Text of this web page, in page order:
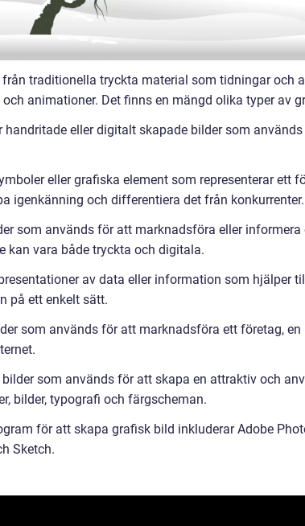
traditionella tryckta material som tidningar och
animationer. Det finns en mängd olika typer av
handritade eller digitalt skapade bilder som
eller grafiska element som representerar ett
igenkänning och differentiera det från konkurrenter.
som används för att marknadsföra eller informera
kan vara både tryckta och digitala.
av data eller information som hjälper
på ett enkelt sätt.
som används för att marknadsföra ett företag,
bilder som används för att skapa en attraktiv och
bilder, typografi och färgscheman.
för att skapa grafisk bild inkluderar Adobe
Sketch.